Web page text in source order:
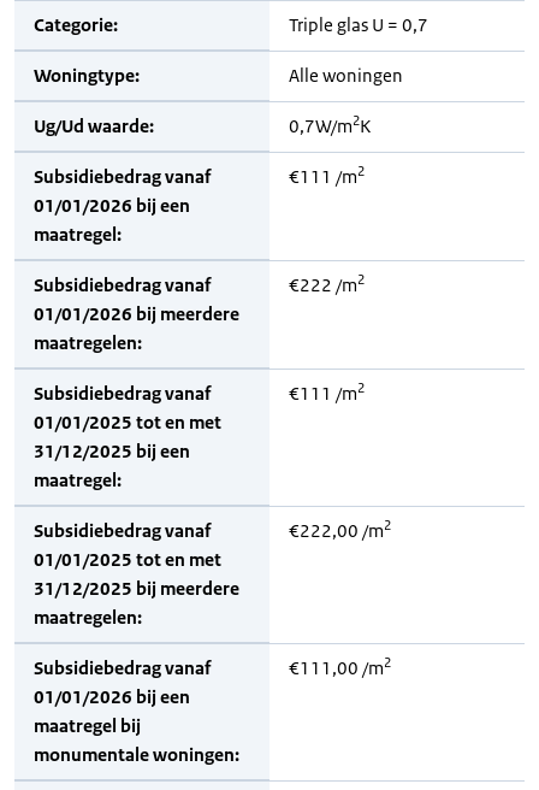
Categorie: Triple glas U = 0,7
Woningtype: Alle woningen
Ug/Ud waarde: 0,7W/m2K
Subsidiebedrag vanaf
01/01/2026 bij een
maatregel:
€111 /m2
Subsidiebedrag vanaf
01/01/2026 bij meerdere
maatregelen:
€222 /m2
Subsidiebedrag vanaf
01/01/2025 tot en met
31/12/2025 bij een
maatregel:
€111 /m2
Subsidiebedrag vanaf
01/01/2025 tot en met
31/12/2025 bij meerdere
maatregelen:
€222,00 /m2
Subsidiebedrag vanaf
01/01/2026 bij een
maatregel bij
monumentale woningen:
€111,00 /m2